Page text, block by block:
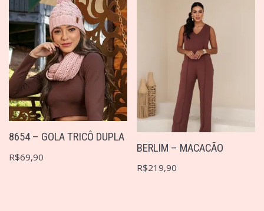
8654 – GOLA TRICÔ DUPLA
R$69,90
BERLIM – MACACÃO
R$219,90